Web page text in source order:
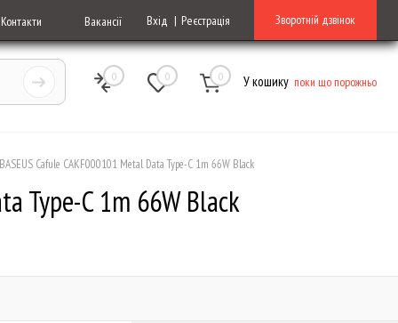
Контакти Вакансії Вхід Реєстрація Зворотній дзвінок
0 0 0 У кошику поки що порожньо
Cafule CAKF000101 Metal Data Type-C 1m 66W Black
Type-C 1m 66W Black